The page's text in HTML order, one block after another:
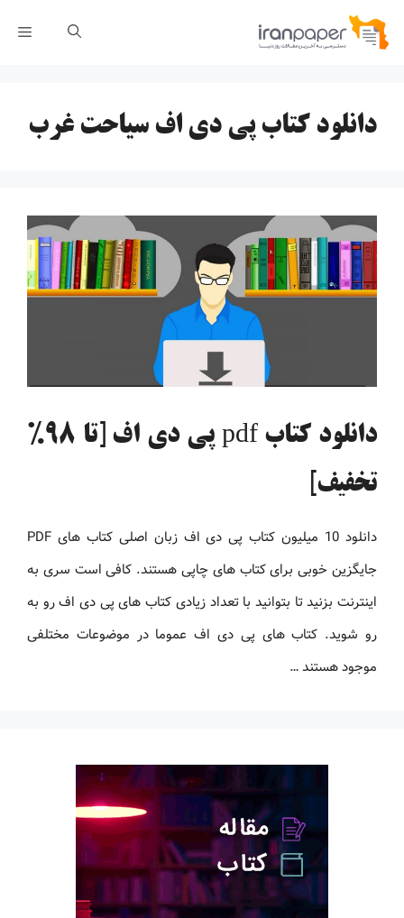
پرش
دانلود کتاب پی دی اف سیاحت غرب
دانلود کتاب pdf پی دی اف [تا 98%
تخفیف]
دانلود 10 میلیون کتاب پی دی اف زبان اصلی کتاب های PDF
جایگزین خوبی برای کتاب های چاپی هستند. کافی است سری به
اینترنت بزنید تا بتوانید با تعداد زیادی کتاب های پی دی اف رو به
رو شوید. کتاب های پی دی اف عموما در موضوعات مختلفی
موجود هستند …